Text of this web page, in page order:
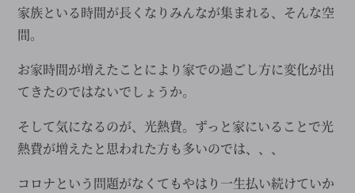
家族といる時間が長くなりみんなが集まれる、そんな空
間。
お家時間が増えたことにより家での過ごし方に変化が出
てきたのではないでしょうか。
そして気になるのが、光熱費。ずっと家にいることで光
熱費が増えたと思われた方も多いのでは、、、
コロナという問題がなくてもやはり一生払い続けていか